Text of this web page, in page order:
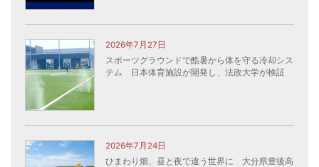
2026年7月27日
スポーツグラウンドで酷暑から体を守る冷却シス
テム 日本体育施設が開発し、法政大学が検証
2026年7月24日
ひまわり畑、昼と夜で違う世界に 大分県豊後高